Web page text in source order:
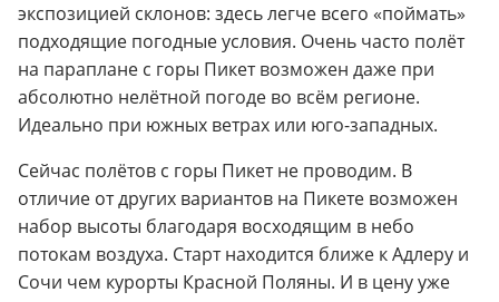
экспозицией склонов: здесь легче всего «поймать»
подходящие погодные условия. Очень часто полёт
на параплане с горы Пикет возможен даже при
абсолютно нелётной погоде во всём регионе.
Идеально при южных ветрах или юго-западных.
Сейчас полётов с горы Пикет не проводим. В
отличие от других вариантов на Пикете возможен
набор высоты благодаря восходящим в небо
потокам воздуха. Старт находится ближе к Адлеру и
Сочи чем курорты Красной Поляны. И в цену уже